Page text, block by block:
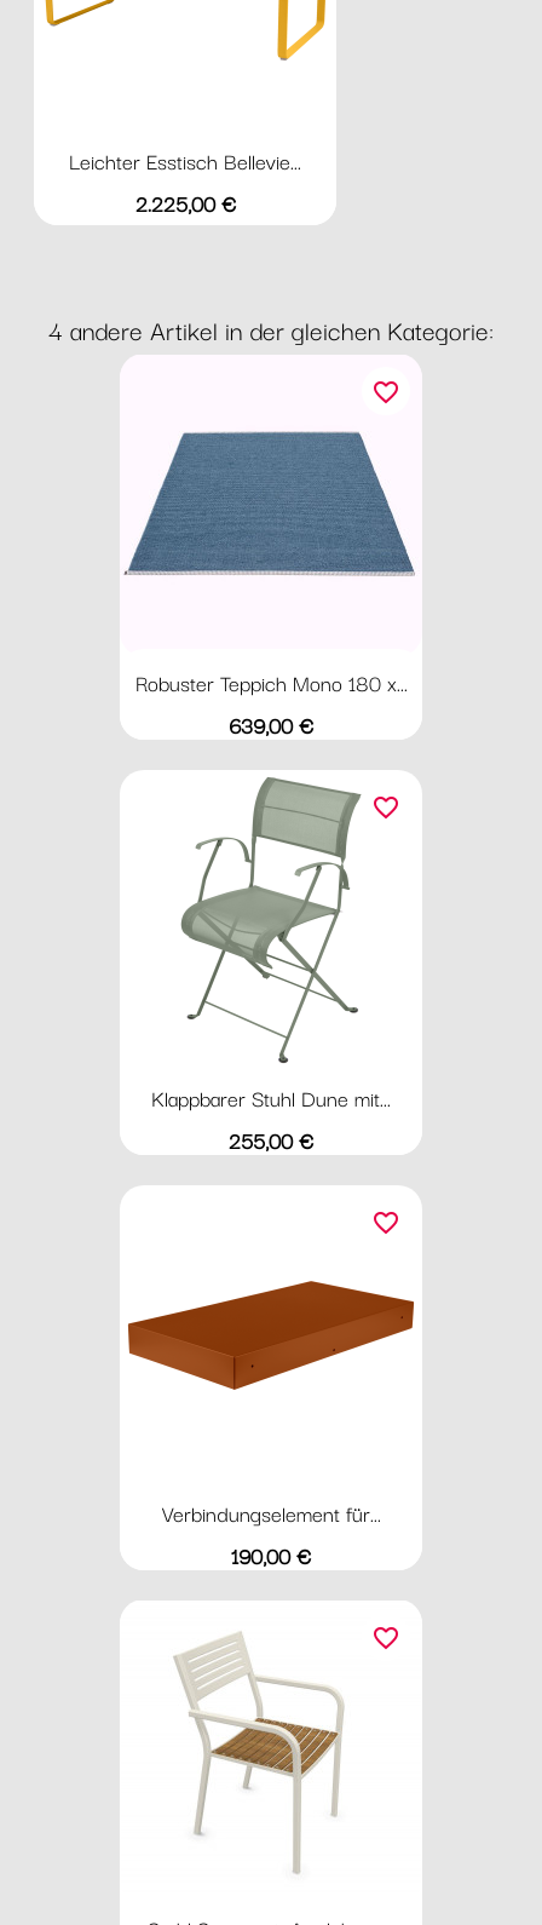
Leichter Esstisch Bellevie...
Preis
2.225,00 €
4 andere Artikel in der gleichen Kategorie:
Robuster Teppich Mono 180 x...
Preis
639,00 €
favorite_border
Klappbarer Stuhl Dune mit...
Preis
255,00 €
favorite_border
Verbindungselement für...
Preis
190,00 €
favorite_border
favorite_border